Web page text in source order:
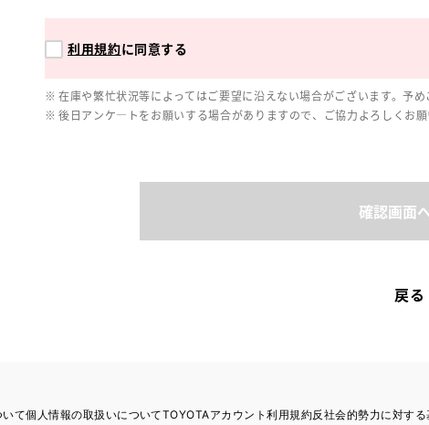
利用規約に同意する
在庫や繁忙状況等によってはご要望に沿えない場合がございます。予め
後日アンケ―トをお願いする場合がありますので、ご協力よろしくお願
確認画面
戻る
いて個人情報の取扱いについてTOYOTAアカウント利用規約反社会的勢力に対す